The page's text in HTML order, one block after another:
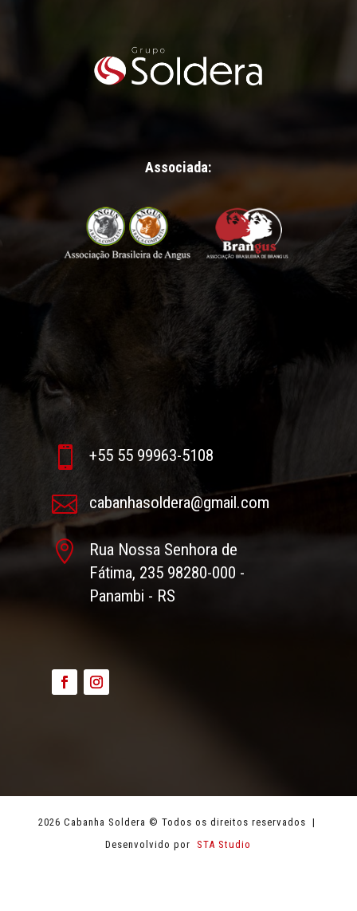
Associada:
 +55 55 99963-5108
 cabanhasoldera@gmail.com

Rua Nossa Senhora de
Fátima, 235 98280-000 -
Panambi - RS
2026 Cabanha Soldera © Todos os direitos reservados |
Desenvolvido por STA Studio